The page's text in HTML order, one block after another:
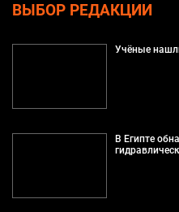
ВЫБОР РЕДАКЦИИ
Учёные
В Египте